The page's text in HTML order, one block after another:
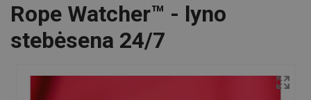
Rope Watcher™ - lyno
stebėsena 24/7